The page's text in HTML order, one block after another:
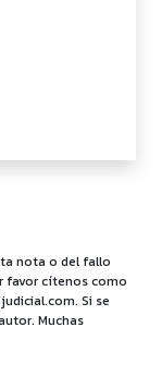
nota o del fallo
favor cítenos como
Si se
Muchas